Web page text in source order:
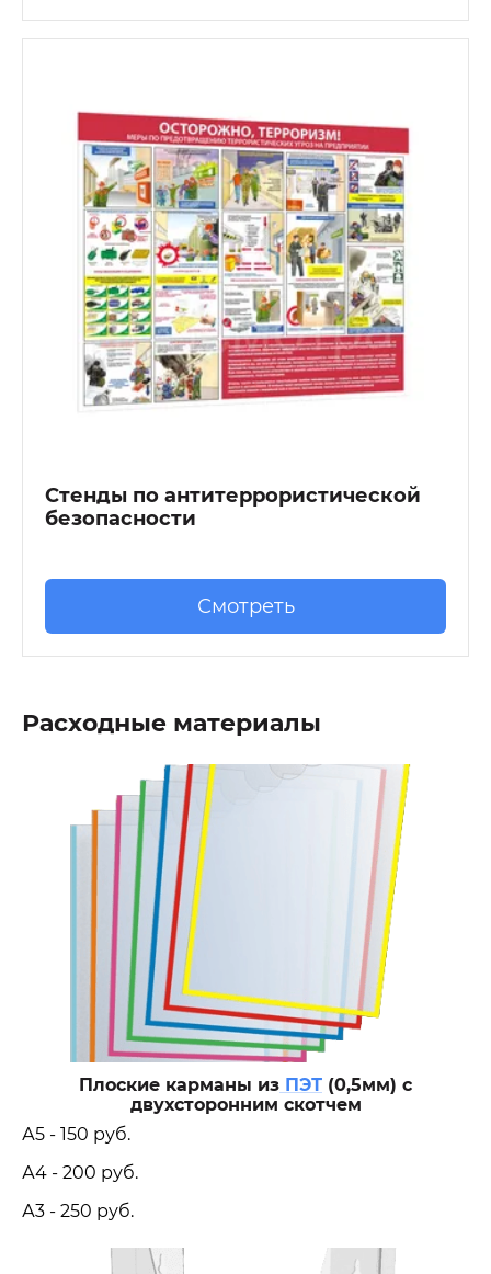
Стенды по антитеррористической
безопасности
Смотреть
Расходные материалы
Плоские карманы из ПЭТ (0,5мм) с
двухсторонним скотчем
А5 - 150 руб.
А4 - 200 руб.
А3 - 250 руб.